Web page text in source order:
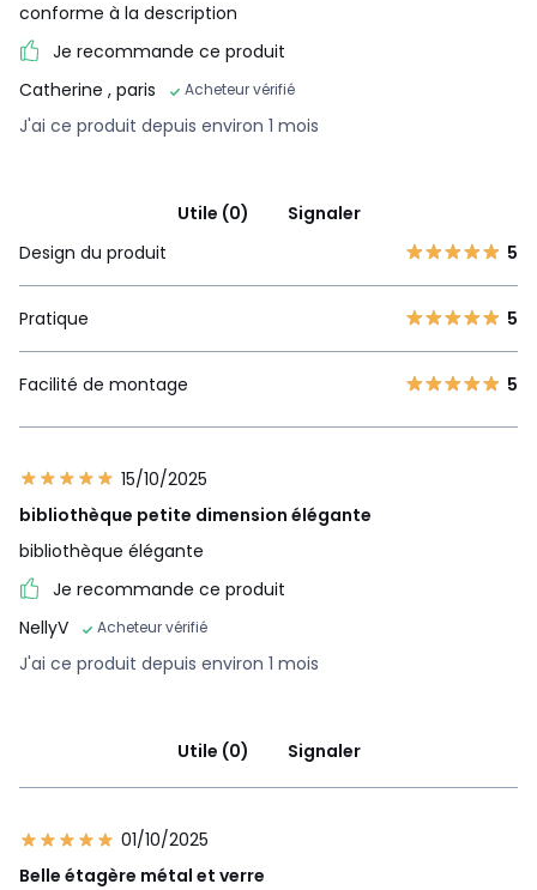
conforme à la description
Je recommande ce produit
Catherine , paris Acheteur vérifié
J'ai ce produit depuis environ 1 mois
Utile (0)
Signaler
Design du produit
5
Pratique 5
Facilité de montage 5
15/10/2025
bibliothèque petite dimension élégante
bibliothèque élégante
Je recommande ce produit
NellyV
Acheteur vérifié
J'ai ce produit depuis environ 1 mois
Utile (0) Signaler
01/10/2025
Belle étagère métal et verre